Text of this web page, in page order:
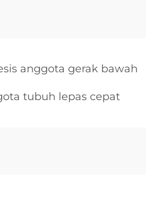
anggota gerak bawah
tubuh lepas cepat